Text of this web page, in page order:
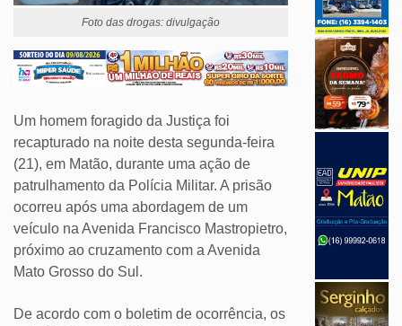
Foto das drogas: divulgação
Um homem foragido da Justiça foi
recapturado na noite desta segunda-feira
(21), em Matão, durante uma ação de
patrulhamento da Polícia Militar. A prisão
ocorreu após uma abordagem de um
veículo na Avenida Francisco Mastropietro,
próximo ao cruzamento com a Avenida
Mato Grosso do Sul.
De acordo com o boletim de ocorrência, os